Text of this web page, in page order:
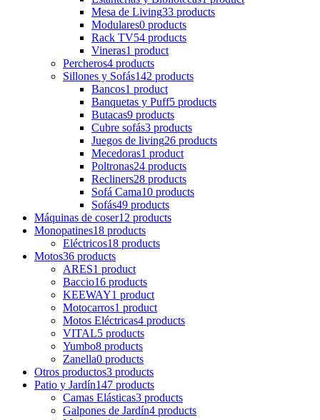
Mesa de Living33 products
Modulares0 products
Rack TV54 products
Vineras1 product
Percheros4 products
Sillones y Sofás142 products
Bancos1 product
Banquetas y Puff5 products
Butacas9 products
Cubre sofás3 products
Juegos de living26 products
Mecedoras1 product
Poltronas24 products
Recliners28 products
Sofá Cama10 products
Sofás49 products
Máquinas de coser12 products
Monopatines18 products
Eléctricos18 products
Motos36 products
ARES1 product
Baccio16 products
KEEWAY1 product
Motocarros1 product
Motos Eléctricas4 products
VITAL5 products
Yumbo8 products
Zanella0 products
Otros productos3 products
Patio y Jardín147 products
Camas Elásticas3 products
Galpones de Jardín4 products